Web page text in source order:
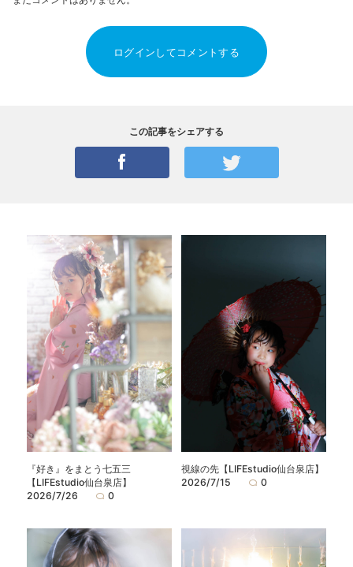
ログインしてコメントする
この記事をシェアする
『好き』をまとう七五三
【LIFEstudio仙台泉店】
2026/7/26
0
視線の先【LIFEstudio仙台泉店】
2026/7/15
0